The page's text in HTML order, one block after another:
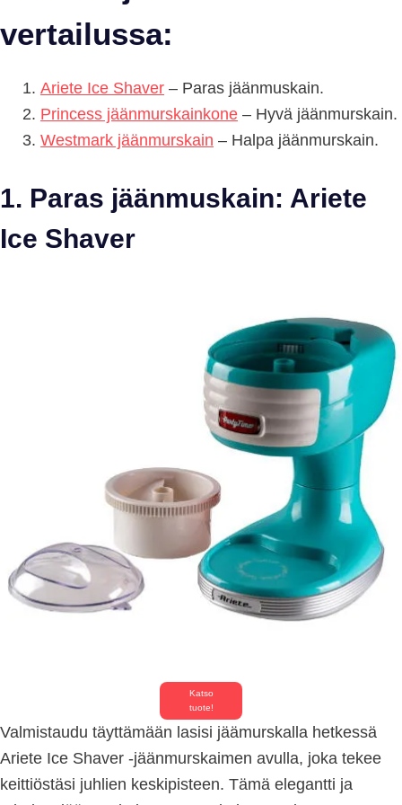
vertailussa:
Ariete Ice Shaver – Paras jäänmuskain.
Princess jäänmurskainkone – Hyvä jäänmurskain.
Westmark jäänmurskain – Halpa jäänmurskain.
1. Paras jäänmuskain: Ariete
Ice Shaver
Katso
tuote!
Valmistaudu täyttämään lasisi jäämurskalla hetkessä
Ariete Ice Shaver -jäänmurskaimen avulla, joka tekee
keittiöstäsi juhlien keskipisteen. Tämä elegantti ja